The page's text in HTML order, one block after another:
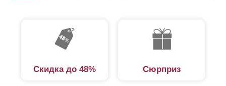
Скидка до 48% Сюрприз